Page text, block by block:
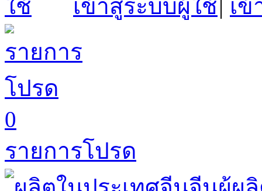
เข้าสู่ระบบผู้ใช้| เ
0
รายการโปรด